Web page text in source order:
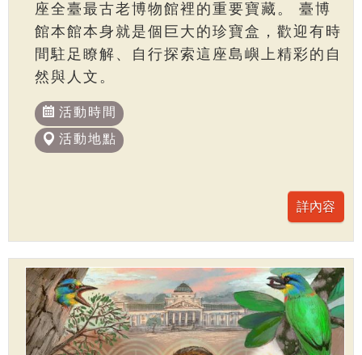
座全臺最古老博物館裡的重要寶藏。 臺博
館本館本身就是個巨大的珍寶盒，歡迎有時
間駐足瞭解、自行探索這座島嶼上精彩的自
然與人文。
活動時間
活動地點